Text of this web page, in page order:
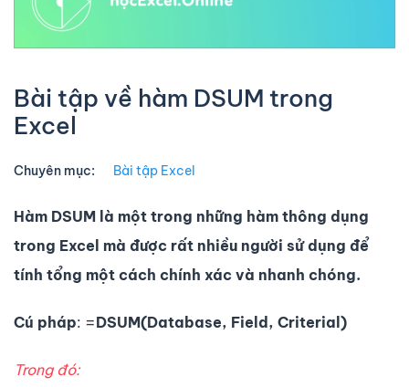
Bài tập về hàm DSUM trong
Excel
Chuyên mục: Bài tập Excel
Hàm DSUM là một trong những hàm thông dụng
trong Excel mà được rất nhiều người sử dụng để
tính tổng một cách chính xác và nhanh chóng.
Cú pháp: =DSUM(Database, Field, Criterial)
Trong đó: